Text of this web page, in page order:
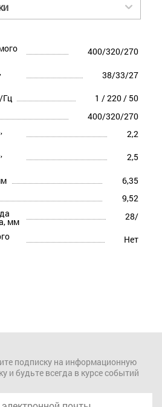
400/320/270
38/33/27
Гц
1 / 220 / 50
400/320/270
2,2
2,5
6,35
9,52
мм
28/
Нет
подписку на информационную
и будьте всегда в курсе событий